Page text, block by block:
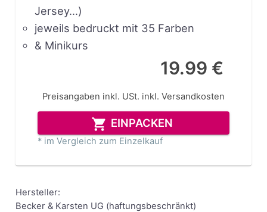
Jersey…)
jeweils bedruckt mit 35 Farben
& Minikurs
19.99 €
Preisangaben inkl. USt. inkl. Versandkosten
EINPACKEN
* im Vergleich zum Einzelkauf
Hersteller:
Becker & Karsten UG (haftungsbeschränkt)